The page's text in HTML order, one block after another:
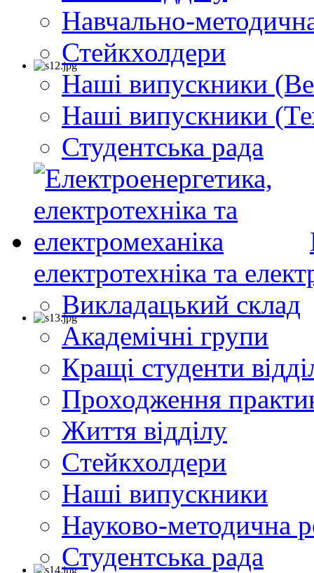
Навчально-
Стейкхолдери
Наші випускники
Наші випускники
Студентська рада
електротехніка та
Викладацький склад
Академічні групи
Кращі студенти
Проходження
Життя відділу
Cтейкхолдери
Наші випускники
Науково-методична
Студентська рада